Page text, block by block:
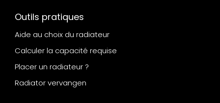
Outils pratiques
Aide au choix du radiateur
Calculer la capacité requise
Placer un radiateur ?
Radiator vervangen